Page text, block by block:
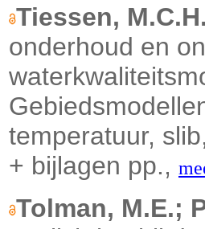
Tiessen,
onderhoud en
temperatuur,
+ bijlagen pp.,
Tolman, M.E.;